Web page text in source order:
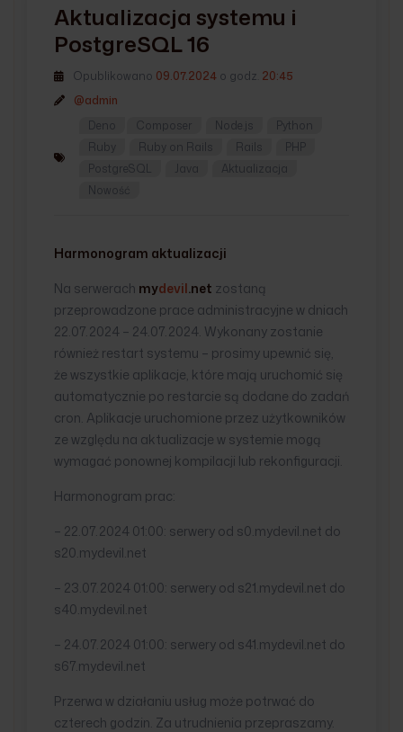
Aktualizacja systemu i
PostgreSQL 16
Opublikowano 09.07.2024 o godz. 20:45
@admin
Deno
Composer Node.js
Python
Ruby
Ruby on Rails Rails
PHP
PostgreSQL
Java
Aktualizacja
Nowość
Harmonogram aktualizacji
Na serwerach mydevil .net zostaną
przeprowadzone prace administracyjne w dniach
22.07.2024 – 24.07.2024. Wykonany zostanie
również restart systemu – prosimy upewnić się,
że wszystkie aplikacje, które mają uruchomić się
automatycznie po restarcie są dodane do zadań
cron. Aplikacje uruchomione przez użytkowników
ze względu na aktualizacje w systemie mogą
wymagać ponownej kompilacji lub rekonfiguracji.
Harmonogram prac:
– 22.07.2024 01:00: serwery od s0.mydevil.net do
s20.mydevil.net
– 23.07.2024 01:00: serwery od s21.mydevil.net do
s40.mydevil.net
– 24.07.2024 01:00: serwery od s41.mydevil.net do
s67.mydevil.net
Przerwa w działaniu usług może potrwać do
czterech godzin. Za utrudnienia przepraszamy.